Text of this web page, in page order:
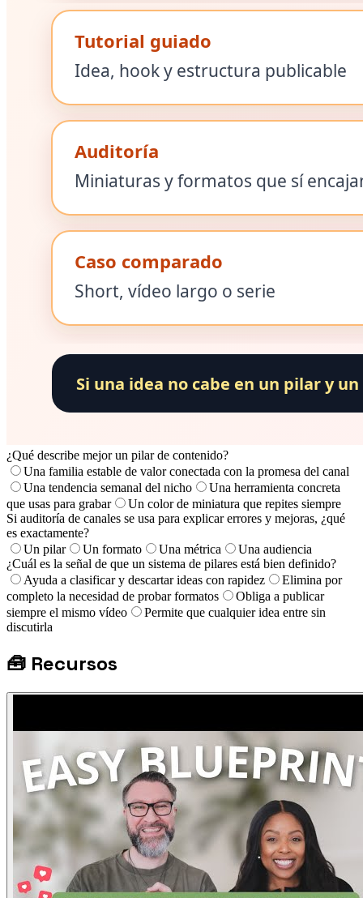
¿Qué describe mejor un pilar de contenido?
Una familia estable de valor conectada con la promesa del canal
Una tendencia semanal del nicho
Una herramienta concreta
que usas para grabar
Un color de miniatura que repites siempre
Si auditoría de canales se usa para explicar errores y mejoras, ¿qué
es exactamente?
Un pilar
Un formato Una métrica
Una audiencia
¿Cuál es la señal de que un sistema de pilares está bien definido?
Ayuda a clasificar y descartar ideas con rapidez
Elimina por
completo la necesidad de probar formatos
Obliga a publicar
siempre el mismo vídeo
Permite que cualquier idea entre sin
discutirla
🧰 Recursos